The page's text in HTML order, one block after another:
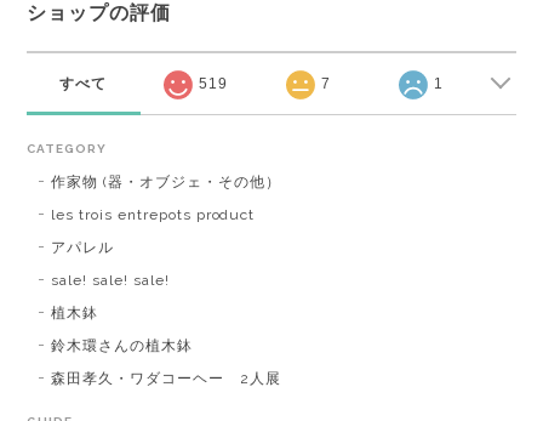
ショップの評価
すべて 519 7 1
CATEGORY
作家物 (器・オブジェ・その他）
les trois entrepots product
アパレル
sale! sale! sale!
植木鉢
鈴木環さんの植木鉢
森田孝久・ワダコーヘー 2人展